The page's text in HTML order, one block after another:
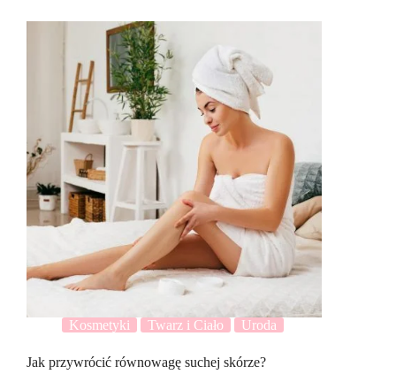
Kosmetyki Twarz i Ciało Uroda
Jak przywrócić równowagę suchej skórze?